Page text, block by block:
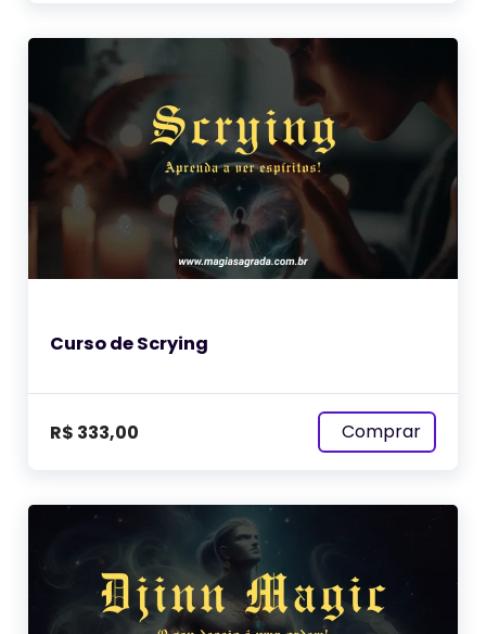
Curso de Scrying
R$ 333,00 Comprar